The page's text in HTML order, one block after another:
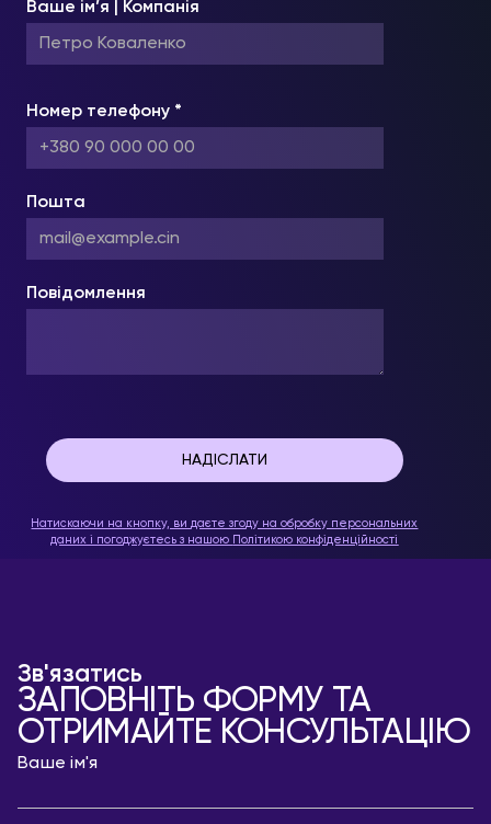
Ваше ім’я | Компанія
Номер телефону *
Пошта
Повідомлення
Натискаючи на кнопку, ви даєте згоду на обробку персональних
даних і погоджуєтесь з нашою Політикою конфіденційності
Зв'язатись
ЗАПОВНІТЬ ФОРМУ ТА
ОТРИМАЙТЕ КОНСУЛЬТАЦІЮ